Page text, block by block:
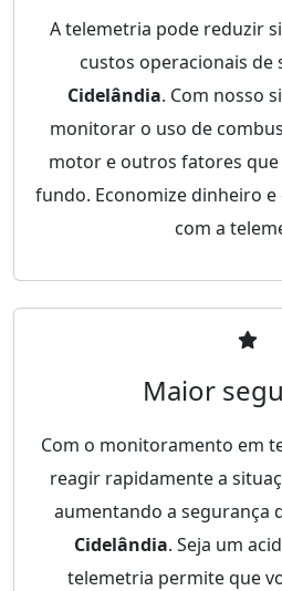
A telemetria pode reduzir
custos operacionais de
Cidelândia. Com nosso
monitorar o uso de
motor e outros fatores
fundo. Economize dinheiro
com a
Maior
Com o monitoramento em
reagir rapidamente a
aumentando a segurança
Cidelândia. Seja um
telemetria permite que